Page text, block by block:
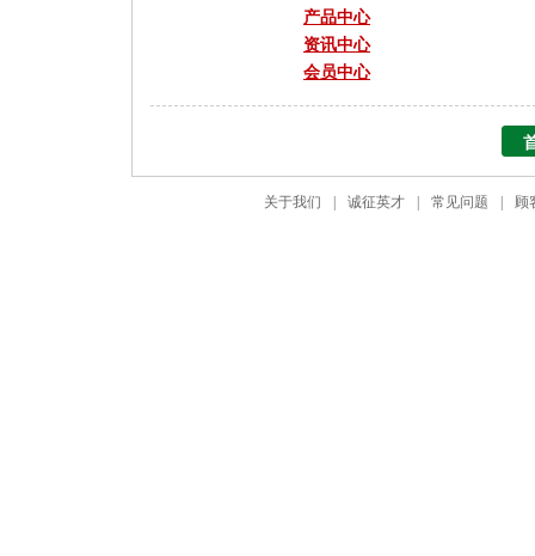
产品中心
资讯中心
会员中心
关于我们 | 诚征英才 | 常见问题 | 顾